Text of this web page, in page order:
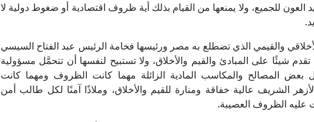
العون للجميع، ولا يمنعها من القيام بذلك أية ظروف اقتصادية أو ضغوط دولية لا
والقيمي الذي تضطلع به مصر ورئيسها فخامة الرئيس عبد الفتاح السيسي
شيئًا على المبادئ والقيم والأخلاق، ولا تستبيح لنفسها أن تتحمَّل مسؤولية
بعض المصالح والمكاسب المادية الزائلة مهما كانت الظروف ومهما كانت
الشريف عالية خفاقة ومنارة للقيم والأخلاق، وملاذًا آمنًا لكل طالب أمن
الظروف العصيبة.